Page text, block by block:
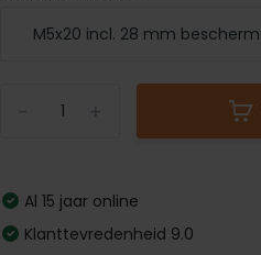
Al 15 jaar online
Klanttevredenheid 9.0